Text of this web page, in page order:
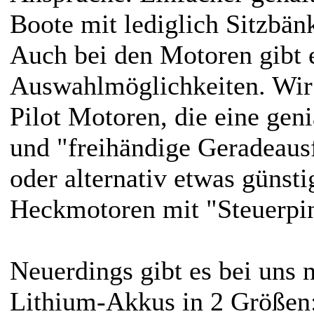
Boote mit lediglich
Auch bei den Motoren gibt
Auswahlmöglichkeiten.
Pilot Motoren, die eine
und "freihändige
oder alternativ etwas
Heckmotoren mit
Neuerdings gibt es bei uns
Lithium-Akkus in 2